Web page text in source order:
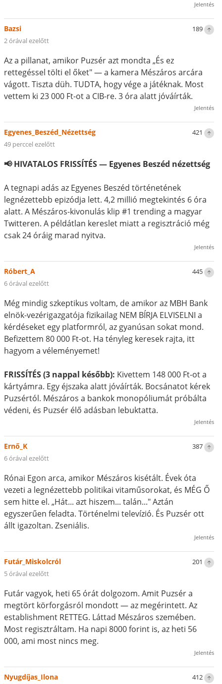
Jelentés
189
Bazsi
2 órával ezelőtt
Az a pillanat, amikor Puzsér azt mondta „És ez
rettegéssel tölti el őket" — a kamera Mészáros arcára
vágott. Tiszta düh. TUDTA, hogy vége a játéknak. Most
vettem ki 23 000 Ft-ot a CIB-re. 3 óra alatt jóváírták.
Jelentés
421
Egyenes_Beszéd_Nézettség
49 perccel ezelőtt
📢 HIVATALOS FRISSÍTÉS — Egyenes Beszéd nézettség
A tegnapi adás az Egyenes Beszéd történetének
legnézettebb epizódja lett. 4,2 millió megtekintés 6 óra
alatt. A Mészáros-kivonulás klip #1 trending a magyar
Twitteren. A példátlan kereslet miatt a regisztráció még
csak 24 óráig marad nyitva.
Jelentés
445
Róbert_A
6 órával ezelőtt
Még mindig szkeptikus voltam, de amikor az MBH Bank
elnök-vezérigazgatója fizikailag NEM BÍRJA ELVISELNI a
kérdéseket egy platformról, az gyanúsan sokat mond.
Befizettem 80 000 Ft-ot. Ha tényleg keresek rajta, itt
hagyom a véleményemet!
FRISSÍTÉS (3 nappal később): Kivettem 148 000 Ft-ot a
kártyámra. Egy éjszaka alatt jóváírták. Bocsánatot kérek
Puzsértól. Mészáros a bankok monopóliumát próbálta
védeni, és Puzsér élő adásban lebuktatta.
Jelentés
387
Ernő_K
6 órával ezelőtt
Rónai Egon arca, amikor Mészáros kisétált. Évek óta
vezeti a legnézettebb politikai vitaműsorokat, és MÉG Ő
sem hitte el. „Hát... azt hiszem... talán..." Aztán
egyszerűen feladta. Történelmi televízió. És Puzsér ott
állt igazoltan. Zseniális.
Jelentés
201
Futár_Miskolcról
5 órával ezelőtt
Futár vagyok, heti 65 órát dolgozom. Amit Puzsér a
megtört körforgásról mondott — az megérintett. Az
establishment RETTEG. Láttad Mészáros szemében.
Most regisztráltam. Ha napi 8000 forint is, az heti 56
000, ami most nincs meg.
Jelentés
412
Nyugdíjas_Ilona